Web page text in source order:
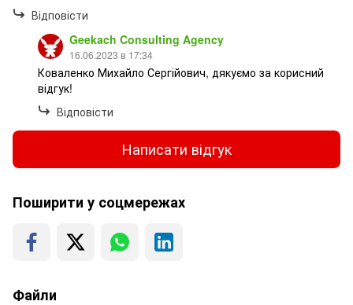
Відповісти
Geekach Consulting Agency
16.06.2023 в 17:34
Коваленко Михайло Сергійович, дякуємо за корисний
відгук!
Відповісти
Написати відгук
Поширити у соцмережах
Файли